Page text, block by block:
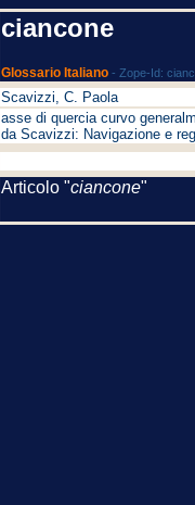
ciancone
Glossario Italiano - Zope-Id:
Scavizzi, C. Paola
asse di quercia curvo
da Scavizzi: Navigazione e
Articolo "ciancone"